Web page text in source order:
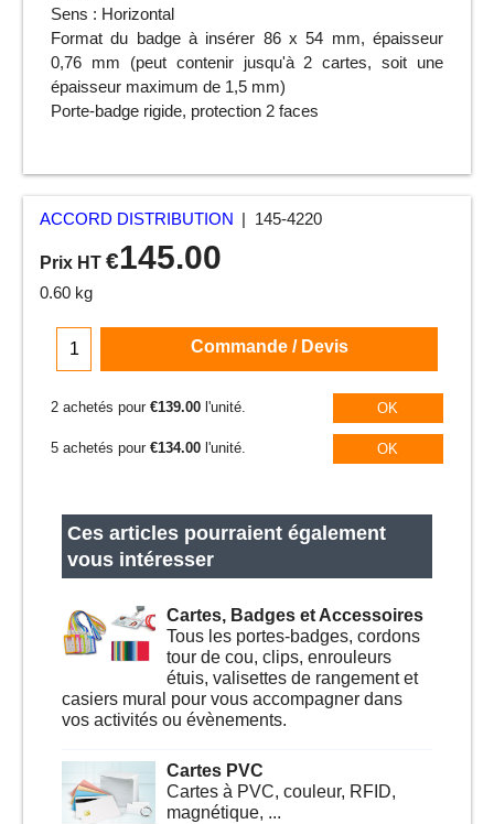
Sens : Horizontal
Format du badge à insérer 86 x 54 mm, épaisseur
0,76 mm (peut contenir jusqu'à 2 cartes, soit une
épaisseur maximum de 1,5 mm)
Porte-badge rigide, protection 2 faces
ACCORD DISTRIBUTION 145-4220
Prix HT €145.00
0.60 kg
Commande / Devis
2 achetés pour €139.00 l'unité. OK
5 achetés pour €134.00 l'unité. OK
Ces articles pourraient également
vous intéresser
Cartes, Badges et Accessoires
Tous les portes-badges, cordons
tour de cou, clips, enrouleurs
étuis, valisettes de rangement et
casiers mural pour vous accompagner dans
vos activités ou évènements.
Cartes PVC
Cartes à PVC, couleur, RFID,
magnétique, ...